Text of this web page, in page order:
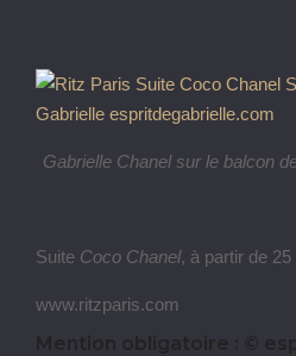
Gabrielle Chanel sur le balcon
Suite Coco Chanel, à partir de
www.ritzparis.com
Mention obligatoire : ©